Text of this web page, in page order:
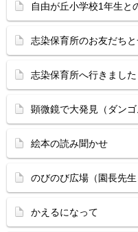
自由が丘小学校1年生と
志染保育所のお友だちと
志染保育所へ行きました
顕微鏡で大発見（ダンゴ
絵本の読み聞かせ
のびのび広場（園長先生
かえるになって